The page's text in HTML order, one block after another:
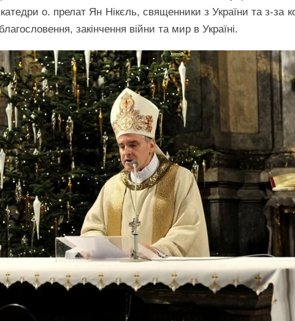
о. прелат Ян Нікєль, священники з України та з-за
закінчення війни та мир в Україні.